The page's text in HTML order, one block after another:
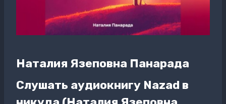
Наталия Язеповна Панарада
Слушать аудиокнигу Nazad в